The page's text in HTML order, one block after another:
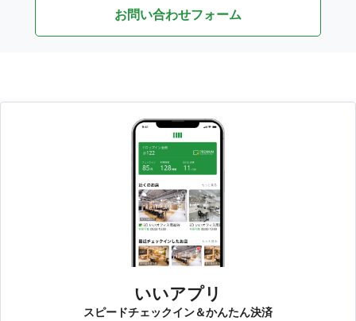
お問い合わせフォーム
いいアプリ
スピードチェックイン＆かんたん決済